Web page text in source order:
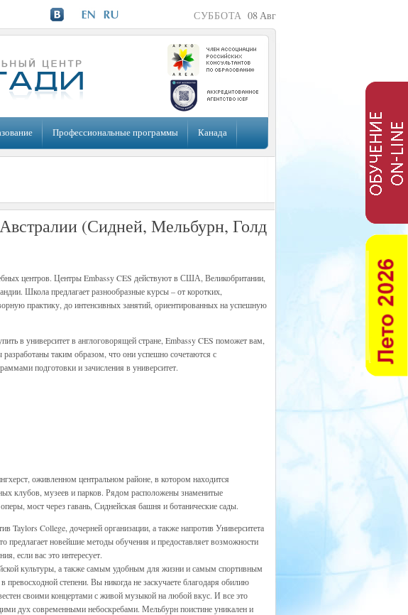
СУББОТА 08Авг
Профессиональные программы Канада
(Сидней, Мельбурн, Голд
центров. Центры Embassy CES действуют в США, Великобритании,
Школа предлагает разнообразные курсы – от коротких,
практику, до интенсивных занятий, ориентированных на успешную
в университет в англоговорящей стране, Embassy CES поможет вам,
таким образом, что они успешно сочетаются с
подготовки и зачисления в университет.
оживленном центральном районе, в котором находится
клубов, музеев и парков. Рядом расположены знаменитые
мост через гавань, Сиднейская башня и ботанические сады.
Taylors College, дочерней организации, а также напротив Университета
предлагает новейшие методы обучения и предоставляет возможности
если вас это интересует.
культуры, а также самым удобным для жизни и самым спортивным
степени. Вы никогда не заскучаете благодаря обилию
своими концертами с живой музыкой на любой вкус. И все это
дух современными небоскребами. Мельбурн поистине уникален и